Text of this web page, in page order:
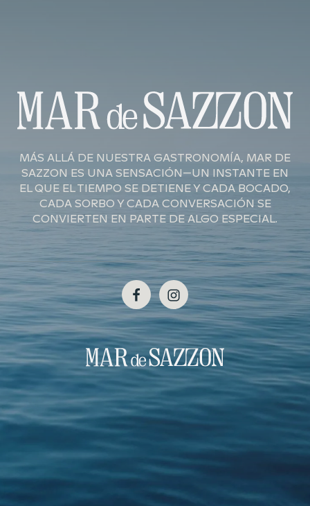
MÁS ALLÁ DE NUESTRA GASTRONOMÍA, MAR DE
SAZZON ES UNA SENSACIÓN—UN INSTANTE EN
EL QUE EL TIEMPO SE DETIENE Y CADA BOCADO,
CADA SORBO Y CADA CONVERSACIÓN SE
CONVIERTEN EN PARTE DE ALGO ESPECIAL.